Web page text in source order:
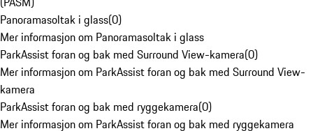
Panoramasoltak i glass(0)
Mer informasjon om Panoramasoltak i glass
ParkAssist foran og bak med Surround View-kamera(0)
Mer informasjon om ParkAssist foran og bak med Surround View-
kamera
ParkAssist foran og bak med ryggekamera(0)
Mer informasjon om ParkAssist foran og bak med ryggekamera